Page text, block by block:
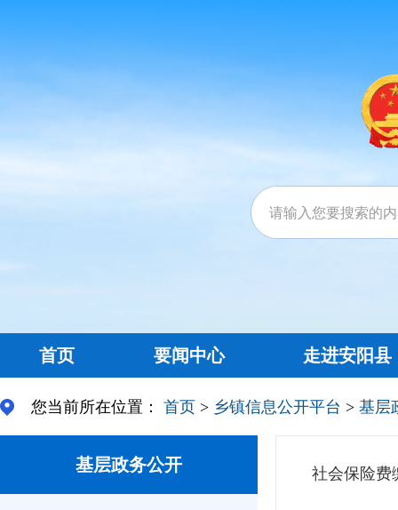
首页 要闻中心 走进安阳县
您当前所在位置： 首页 > 乡镇信息公开平台 > 基层
基层政务公开 社会保险费